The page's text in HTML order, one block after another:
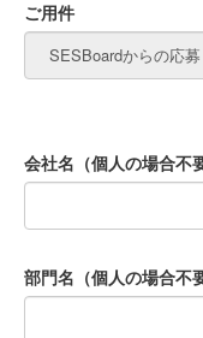
ご用件
会社名（個人の場合不
部門名（個人の場合不